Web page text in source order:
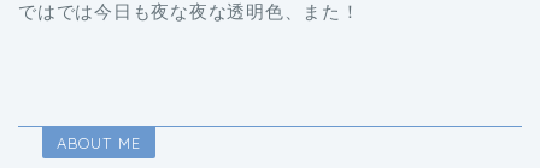
ではでは今日も夜な夜な透明色、また！
ABOUT ME